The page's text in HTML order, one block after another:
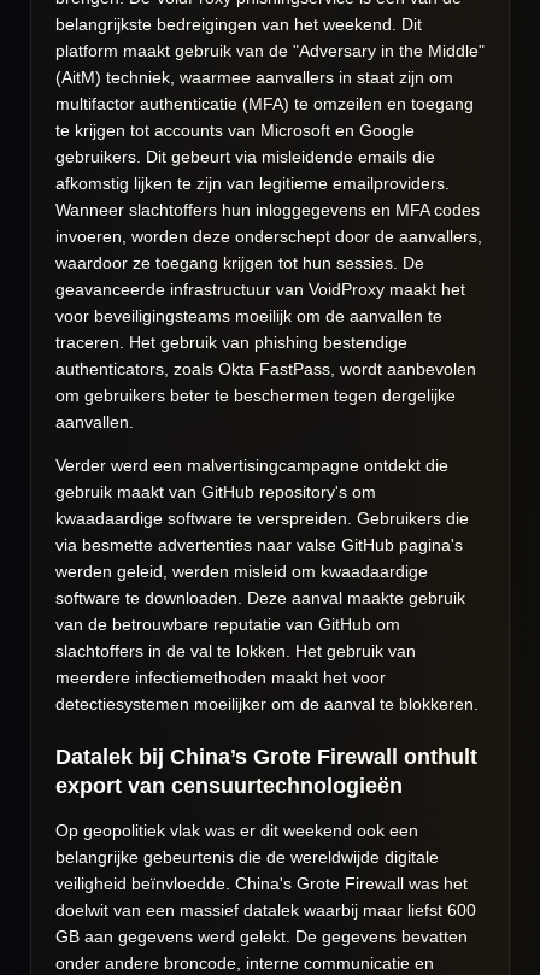
belangrijkste bedreigingen van het weekend. Dit
platform maakt gebruik van de "Adversary in the Middle"
(AitM) techniek, waarmee aanvallers in staat zijn om
multifactor authenticatie (MFA) te omzeilen en toegang
te krijgen tot accounts van Microsoft en Google
gebruikers. Dit gebeurt via misleidende emails die
afkomstig lijken te zijn van legitieme emailproviders.
Wanneer slachtoffers hun inloggegevens en MFA codes
invoeren, worden deze onderschept door de aanvallers,
waardoor ze toegang krijgen tot hun sessies. De
geavanceerde infrastructuur van VoidProxy maakt het
voor beveiligingsteams moeilijk om de aanvallen te
traceren. Het gebruik van phishing bestendige
authenticators, zoals Okta FastPass, wordt aanbevolen
om gebruikers beter te beschermen tegen dergelijke
aanvallen.
Verder werd een malvertisingcampagne ontdekt die
gebruik maakt van GitHub repository's om
kwaadaardige software te verspreiden. Gebruikers die
via besmette advertenties naar valse GitHub pagina's
werden geleid, werden misleid om kwaadaardige
software te downloaden. Deze aanval maakte gebruik
van de betrouwbare reputatie van GitHub om
slachtoffers in de val te lokken. Het gebruik van
meerdere infectiemethoden maakt het voor
detectiesystemen moeilijker om de aanval te blokkeren.
Datalek bij China’s Grote Firewall onthult
export van censuurtechnologieën
Op geopolitiek vlak was er dit weekend ook een
belangrijke gebeurtenis die de wereldwijde digitale
veiligheid beïnvloedde. China's Grote Firewall was het
doelwit van een massief datalek waarbij maar liefst 600
GB aan gegevens werd gelekt. De gegevens bevatten
onder andere broncode, interne communicatie en